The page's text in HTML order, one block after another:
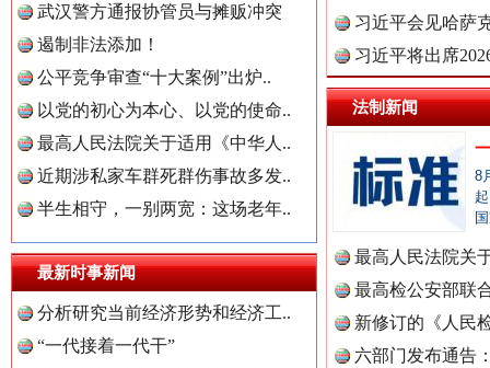
武汉警方通报协管员与摊贩冲突
遏制非法添加！
公平竞争审查“十大案例”出炉..
以党的初心为本心、以党的使命..
最高人民法院关于适用《中华人..
近期涉私家车群死群伤事故多发..
半生相守，一别两宽：这场老年..
最新时事新闻
分析研究当前经济形势和经济工..
“一代接着一代干”
理高级..
习近平会见哈萨
习近平将出席
球治理..
法制新闻
8
最高人民法院关
法典》..
最高检公安部联
周岁未..
新修订的《人民
布
六部门发布通告
中国全民新闻网.
中国公众新闻网.
红船起航处 潮起向未来 广州首
三年瞒报超千万 隐匿收入偷税被查处..